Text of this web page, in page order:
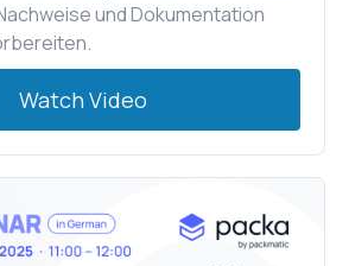
und Dokumentation
Watch Video